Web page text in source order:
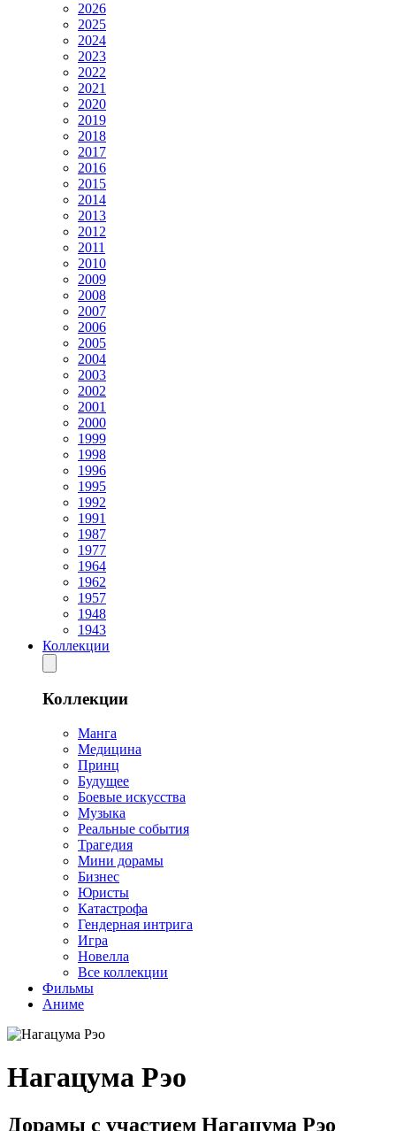
2026
2025
2024
2023
2022
2021
2020
2019
2018
2017
2016
2015
2014
2013
2012
2011
2010
2009
2008
2007
2006
2005
2004
2003
2002
2001
2000
1999
1998
1996
1995
1992
1991
1987
1977
1964
1962
1957
1948
1943
Коллекции
Коллекции
Манга
Медицина
Принц
Будущее
Боевые искусства
Музыка
Реальные события
Трагедия
Мини дорамы
Бизнес
Юристы
Катастрофа
Гендерная интрига
Игра
Новелла
Все коллекции
Фильмы
Аниме
Нагацума Рэо
Дорамы с участием Нагацума Рэо